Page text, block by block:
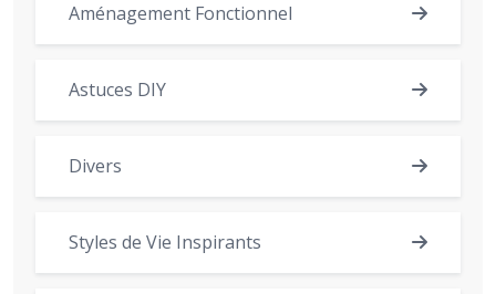
Aménagement Fonctionnel
Astuces DIY
Divers
Styles de Vie Inspirants